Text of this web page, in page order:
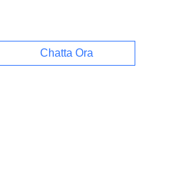
Chatta Ora